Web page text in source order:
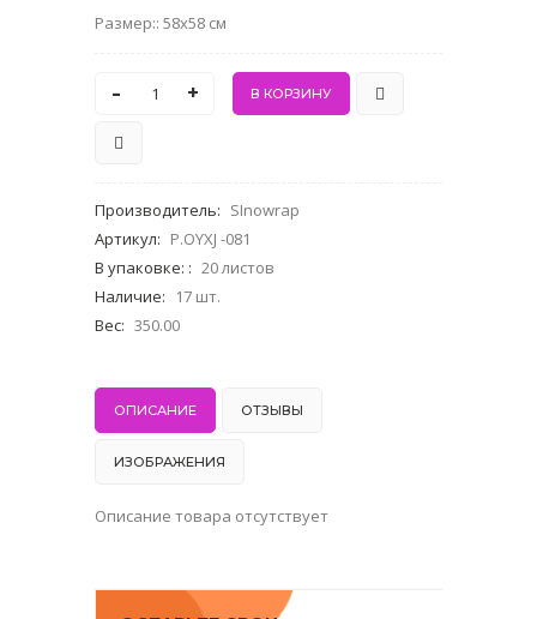
Размер:: 58x58 см
- +
Производитель: SInowrap
Артикул: P.OYXJ -081
В упаковке: : 20 листов
Наличие:
17 шт.
Вес: 350.00
ОПИСАНИЕ ОТЗЫВЫ
ИЗОБРАЖЕНИЯ
Описание товара отсутствует